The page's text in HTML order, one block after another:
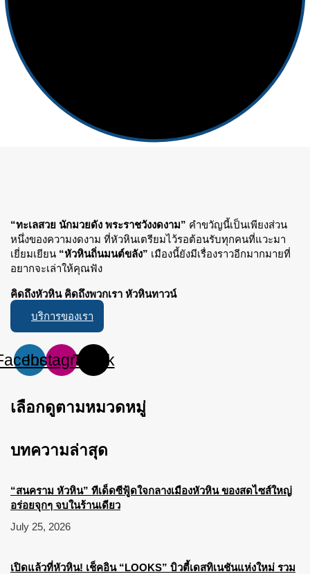
“ทะเลสวย นักมวยดัง พระราชวังงดงาม” คำขวัญนี้เป็นเพียงส่วน
หนึ่งของความงดงาม ที่หัวหินเตรียมไว้รอต้อนรับทุกคนที่แวะมา
เยี่ยมเยียน “หัวหินถิ่นมนต์ขลัง” เมืองนี้ยังมีเรื่องราวอีกมากมายที่
อยากจะเล่าให้คุณฟัง
คิดถึงหัวหิน คิดถึงพวกเรา หัวหินทาวน์
บริการของเรา
InstagramTiktok
เลือกดูตามหมวดหมู่
บทความล่าสุด
“สนคราม หัวหิน” ทีเด็ดซีฟู้ดใจกลางเมืองหัวหิน ของสดไซส์ใหญ่
อร่อยจุกๆ จบในร้านเดียว
July 25, 2026
เปิดแล้วที่หัวหิน! เช็คอิน “LOOKS” บิวตี้เดสทิเนชันแห่งใหม่ รวม